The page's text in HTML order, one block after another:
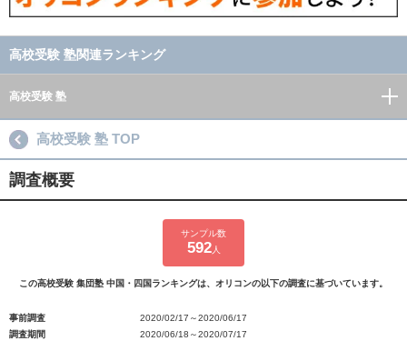
高校受験 塾関連ランキング
高校受験 塾
高校受験 塾 TOP
調査概要
サンプル数
592人
この高校受験 集団塾 中国・四国ランキングは、オリコンの以下の調査に基づいています。
事前調査
2020/02/17～2020/06/17
調査期間
2020/06/18～2020/07/17